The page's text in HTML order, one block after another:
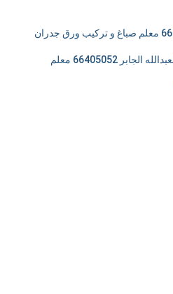
دهان صباغ ضاحية مبارك العبدالله الجابر 66405052 معلم